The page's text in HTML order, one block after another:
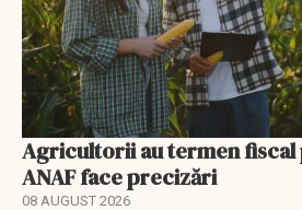
Agricultorii au termen fiscal
ANAF face precizări
08 AUGUST 2026